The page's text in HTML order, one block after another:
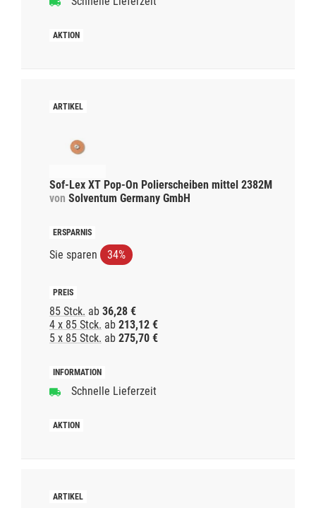
Sof-Lex XT Pop-On Polierscheiben mittel 2382M
von Solventum Germany GmbH
Sie sparen 34%
85 Stck. ab 36,28 €
4 x 85 Stck. ab 213,12 €
5 x 85 Stck. ab 275,70 €
Schnelle Lieferzeit